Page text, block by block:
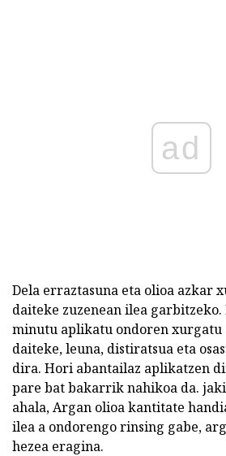
ad
Dela erraztasuna eta olioa azkar
daiteke zuzenean ilea garbitzeko.
minutu aplikatu ondoren
daiteke, leuna, distiratsua eta
dira. Hori abantailaz aplikatzen
pare bat bakarrik nahikoa da.
ahala, Argan olioa kantitate
ilea a ondorengo rinsing gabe,
hezea eragina.